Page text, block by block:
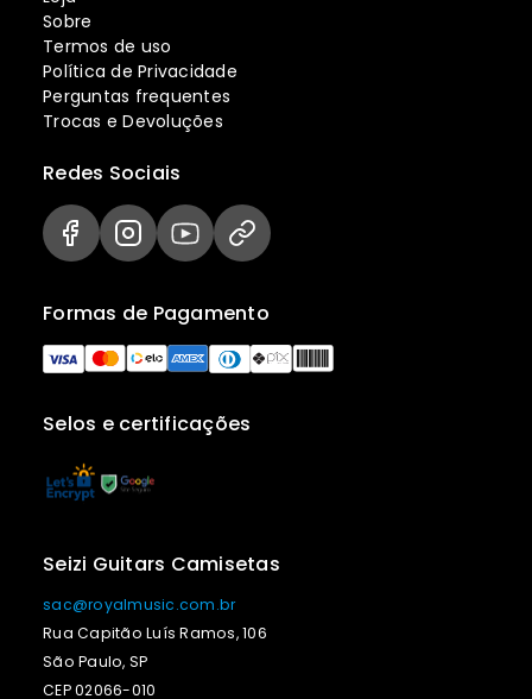
Sobre
Termos de uso
Política de Privacidade
Perguntas frequentes
Trocas e Devoluções
Selos e certificações
Formas de Pagamento
Redes Sociais
Seizi Guitars Camisetas
sac@royalmusic.com.br
Rua Capitão Luís Ramos, 106
São Paulo, SP
CEP 02066-010